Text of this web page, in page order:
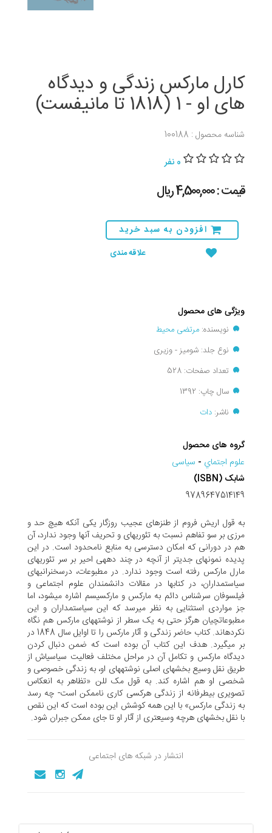
کارل مارکس زندگی و دیدگاه
های او - 1 (1818 تا مانیفست)
شناسه محصول : 100188
0 نفر
قیمت : 4,500,000 ريال
افزودن به سبد خرید
علاقه مندی
ویژگی های محصول
نویسنده: مرتضی محیط
نوع جلد: شومیز - وزیری
تعداد صفحات: 528
سال چاپ: 1392
ناشر: دات
گروه های محصول
علوم اجتماي - سیاسی
شابک (ISBN)
9789647514149
به قول اریش فروم از طنزهای عجیب روزگار یکی آن­که هیچ حد و
مرزی بر سو تفاهم نسبت به تئوری­های و تحریف آن­ها وجود ندارد، آن
هم در دورانی که امکان دسترسی به منابع نامحدود است. در این
پدیده نمونه­ای جدی­تر از آن­چه در چند دهه­ی احیر بر سر تئوری­های
مارل مارکس رفته است وجود ندارد. در مطبوعات، درسخنرانی­های
سیاست­مداران، در کتاب­ها در مقالات دانشمندان علوم اجتماعی و
فیلسوفان سرشناس دائم به مارکس و مارکسیسم اشاره می­شود، اما
جز مواردی استثنایی به نظر می­رسد که این سیاستمداران و این
مطبوعات­چیان هرگز حتی به یک سطر از نوشته­های مارکس هم نگاه
نکرده­اند. کتاب حاضر زندگی و آثار مارکس را تا اوایل سال 1848 در
بر می­گیرد. هدف این کتاب آن بوده است که ضمن دنبال کردن
دیدگاه مارکس و تکامل آن در مراحل مختلف فعالیت سیاسی­اش از
طریق نقل وسیع بخش­های اصلی نوشته­های او، به زندگی خصوصی و
شخصی او هم اشاره کند. به قول مک للن «تظاهر به انعکاس
تصویری بی­طرفانه از زندگی هرکسی کاری ناممکن است- چه رسد
به زندگی مارکس» با این همه کوشش این بوده است که این نقص
با نقل بخش­های هرچه وسیع­تری از آثار او تا جای ممکن جبران شود.
انتشار در شبکه های اجتماعی